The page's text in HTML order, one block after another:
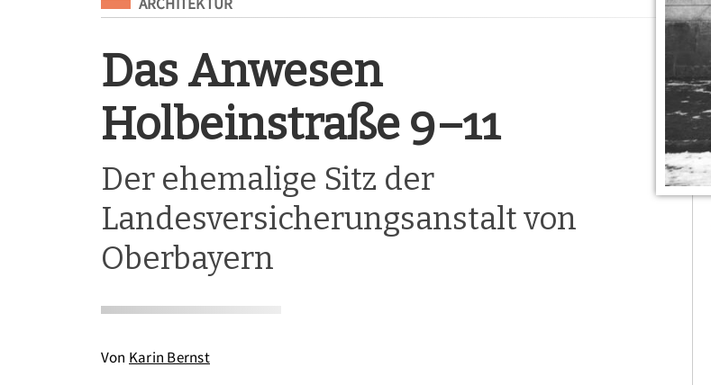
ARCHITEKTUR
Das Anwesen
Holbeinstraße 9–11
Der ehemalige Sitz der
Landesversicherungsanstalt von
Oberbayern
Von Karin Bernst